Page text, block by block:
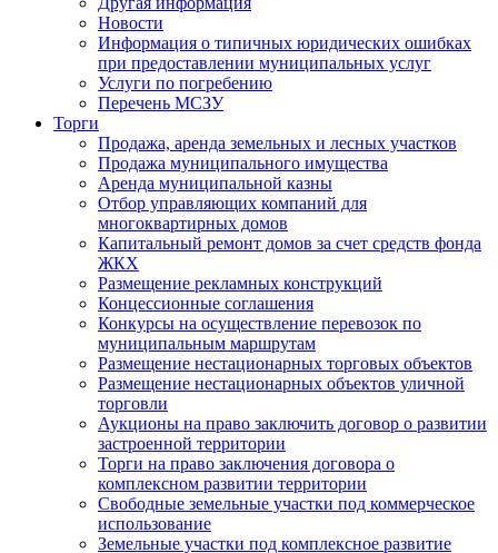
Новости
Информация о типичных юридических ошибках
при предоставлении муниципальных услуг
Услуги по погребению
Перечень МСЗУ
Торги
Продажа, аренда земельных и лесных участков
Продажа муниципального имущества
Аренда муниципальной казны
Отбор управляющих компаний для
многоквартирных домов
Капитальный ремонт домов за счет средств фонда
ЖКХ
Размещение рекламных конструкций
Концессионные соглашения
Конкурсы на осуществление перевозок по
муниципальным маршрутам
Размещение нестационарных торговых объектов
Размещение нестационарных объектов уличной
торговли
Аукционы на право заключить договор о развитии
застроенной территории
Торги на право заключения договора о
комплексном развитии территории
Свободные земельные участки под коммерческое
использование
Земельные участки под комплексное развитие